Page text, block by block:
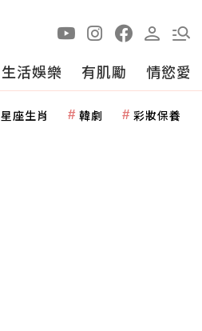
生活娛樂 有肌勵 情慾愛
星座生肖 韓劇 彩妝保養